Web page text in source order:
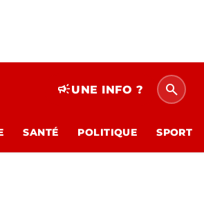
campaignUNE INFO ? search
SANTÉ POLITIQUE SPORT